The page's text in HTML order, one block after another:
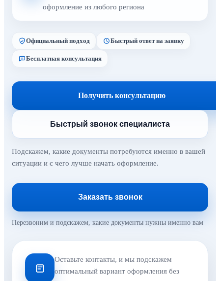
оформление из любого региона
Официальный подход Быстрый ответ на заявку
Бесплатная консультация
Получить консультацию
Быстрый звонок специалиста
Подскажем, какие документы потребуются именно в вашей
ситуации и с чего лучше начать оформление.
Заказать звонок
Перезвоним и подскажем, какие документы нужны именно вам
Оставьте контакты, и мы подскажем
оптимальный вариант оформления без